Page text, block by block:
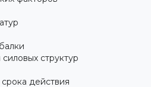
структур
действия